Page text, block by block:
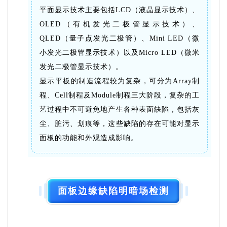
平面显示技术主要包括LCD（液晶显示技术）、
OLED（有机发光二极管显示技术）、
QLED（量子点发光二极管）、Mini LED（微
小发光二极管显示技术）以及Micro LED（微米
发光二极管显示技术）。
显示平板的制造流程较为复杂，可分为Array制
程、Cell制程及Module制程三大阶段，复杂的工
艺过程中不可避免地产生各种表面缺陷，包括灰
尘、脏污、划痕等，这些缺陷的存在可能对显示
面板的功能和外观造成影响。
面板边缘缺陷明暗场检测